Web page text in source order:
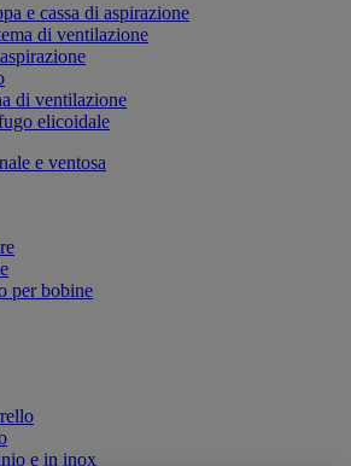
e cassa di aspirazione
di ventilazione
di ventilazione
elicoidale
e ventosa
per bobine
e in inox